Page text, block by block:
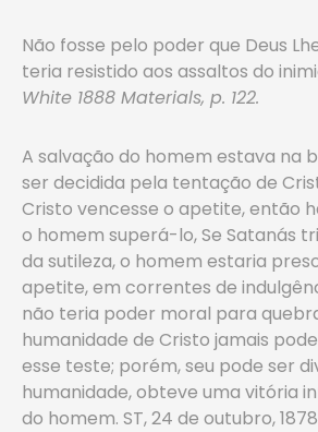
Não fosse pelo poder que Deus
teria resistido aos assaltos do
White 1888 Materials, p. 122.
A salvação do homem estava na
ser decidida pela tentação de
Cristo vencesse o apetite, então
o homem superá-lo, Se Satanás
da sutileza, o homem estaria
apetite, em correntes de
não teria poder moral para
humanidade de Cristo jamais
esse teste; porém, seu pode ser
humanidade, obteve uma vitória
do homem. ST, 24 de outubro,